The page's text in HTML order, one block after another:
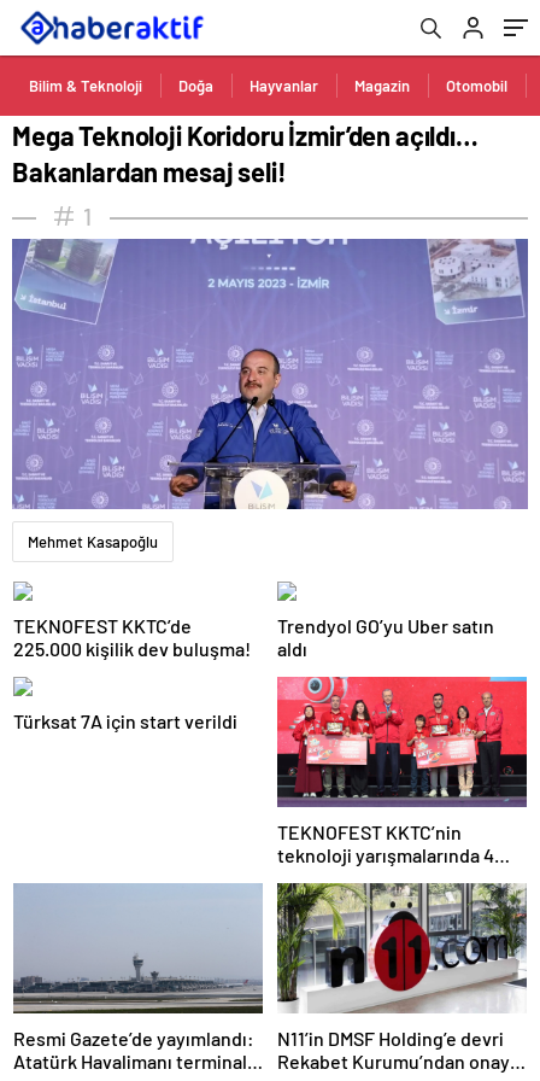
Bilim & Teknoloji Doğa Hayvanlar Magazin Otomobil
Mega Teknoloji Koridoru İzmir’den açıldı…
Bakanlardan mesaj seli!
1
Mehmet Kasapoğlu
TEKNOFEST KKTC’de
225.000 kişilik dev buluşma!
Trendyol GO’yu Uber satın
aldı
Türksat 7A için start verildi
TEKNOFEST KKTC’nin
teknoloji yarışmalarında 4
ana kategoride birinciler belli
oldu
Resmi Gazete’de yayımlandı:
Atatürk Havalimanı terminal
N11’in DMSF Holding’e devri
Rekabet Kurumu’ndan onay